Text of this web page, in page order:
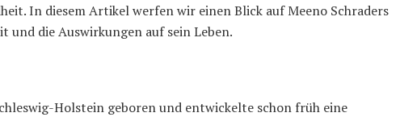
In diesem Artikel werfen wir einen Blick auf Meeno Schraders
und die Auswirkungen auf sein Leben.
Holstein geboren und entwickelte schon früh eine